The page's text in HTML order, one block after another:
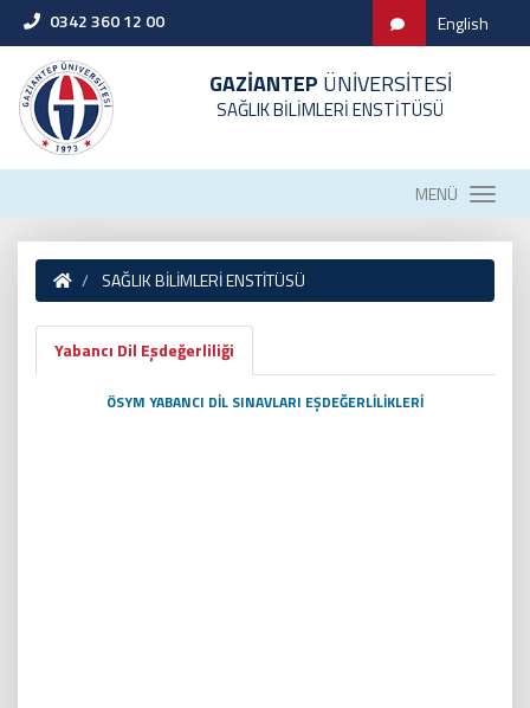
0342 360 12 00 English
GAZİANTEP ÜNİVERSİTESİ
SAĞLIK BİLİMLERİ ENSTİTÜSÜ
MENÜ
SAĞLIK BİLİMLERİ ENSTİTÜSÜ
Yabancı Dil Eşdeğerliliği
ÖSYM YABANCI DİL SINAVLARI EŞDEĞERLİLİKLERİ